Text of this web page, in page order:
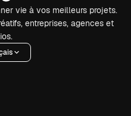
vie à vos meilleurs projets.
entreprises, agences et